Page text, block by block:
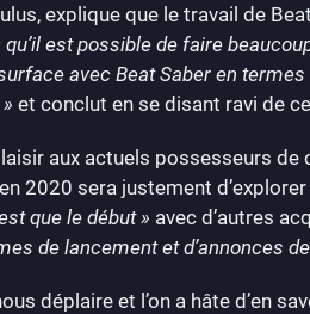
explique que le travail de
qu’il est possible de faire
surface avec Beat Saber en
et conclut en se disant ravi de
aux actuels possesseurs de
2020 sera justement
que le début » avec d’autres
de lancement et d’annonces
déplaire et l’on a hâte d’en